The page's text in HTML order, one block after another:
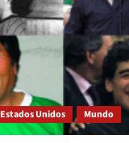
Estados Unidos Mundo